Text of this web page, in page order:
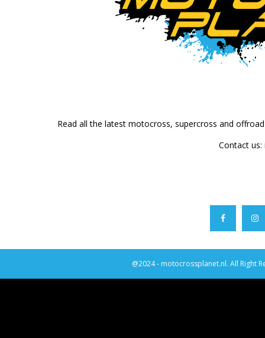
Read all the latest motocross, supercross and
Contact us:
@2024 - motocrossplanet.nl. All Right